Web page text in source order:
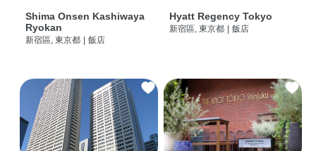
Shima Onsen Kashiwaya
Ryokan
新宿區, 東京都 飯店
Hyatt Regency Tokyo
新宿區, 東京都 飯店